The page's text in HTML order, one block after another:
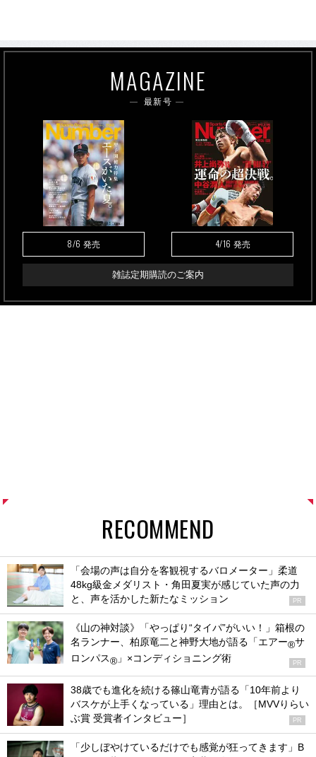
MAGAZINE
最新号
8/6 発売 4/16 発売
雑誌定期購読のご案内
RECOMMEND
「会場の声は自分を客観視するバロメーター」柔道
48kg級金メダリスト・角田夏実が感じていた声の力
と、声を活かした新たなミッション
PR
《山の神対談》「やっぱり“タイパ”がいい！」箱根の
名ランナー、柏原竜二と神野大地が語る「エアー®サ
ロンパス® 」×コンディショニング術 PR
38歳でも進化を続ける篠山竜青が語る「10年前より
バスケが上手くなっている」理由とは。［MVVりらい
ぶ賞 受賞者インタビュー］
PR
「少しぼやけているだけでも感覚が狂ってきます」B